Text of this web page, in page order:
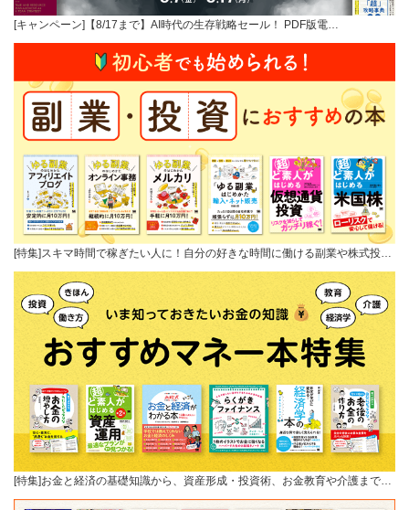
[キャンペーン]【8/17まで】AI時代の生存戦略セール！ PDF版電…
[特集]スキマ時間で稼ぎたい人に！自分の好きな時間に働ける副業や株式投…
[特集]お金と経済の基礎知識から、資産形成・投資術、お金教育や介護まで…